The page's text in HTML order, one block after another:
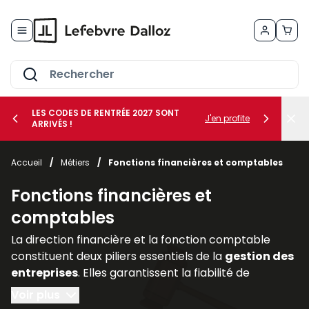
le sous-menu Vos métiers
le sous-menu Vos besoins
LES CODES DE RENTRÉE 2027 SONT
ARRIVÉS !
J'en profite
Accueil / Métiers / Fonctions financières et comptables
Fonctions financières et
comptables
La direction financière et la fonction comptable
constituent deux piliers essentiels de la gestion des
entreprises. Elles garantissent la fiabilité de
l’information financière, assurent la